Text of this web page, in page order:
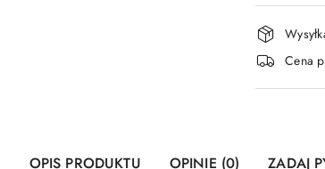
i
Cena
OPIS PRODUKTU OPINIE (0) ZADAJ